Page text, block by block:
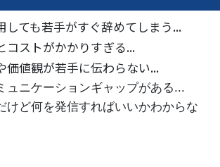
しても若手がすぐ辞めてしまう...
コストがかかりすぎる...
価値観が若手に伝わらない...
ュニケーションギャップがある...
けど何を発信すればいいかわからな